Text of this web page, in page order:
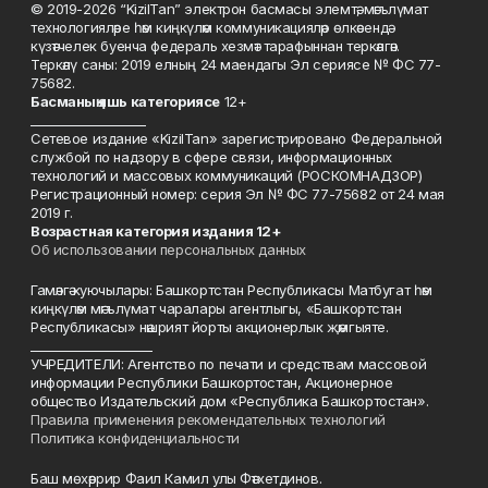
© 2019-2026 “KizilTan” электрон басмасы элемтә, мәгълүмат
технологияләре һәм киңкүләм коммуникацияләр өлкәсендә
күзәтчелек буенча федераль хезмәт тарафыннан теркәлгән.
Теркәлү саны: 2019 елның 24 маендагы Эл сериясе № ФС 77-
75682.
Басманың яшь категориясе12+
Сетевое издание «KizilTan» зарегистрировано Федеральной
службой по надзору в сфере связи, информационных
технологий и массовых коммуникаций (РОСКОМНАДЗОР)
Регистрационный номер: серия Эл № ФС 77-75682 от 24 мая
2019 г.
Возрастная категория издания 12+
Об использовании персональных данных
Гамәлгә куючылары: Башкортстан Республикасы Матбугат һәм
киңкүләм мәгълүмат чаралары агентлыгы, «Башкортстан
Республикасы» нәшрият йорты акционерлык җәмгыяте.
УЧРЕДИТЕЛИ: Агентство по печати и средствам массовой
информации Республики Башкортостан, Акционерное
общество Издательский дом «Республика Башкортостан».
Правила применения рекомендательных технологий
Политика конфиденциальности
Баш мөхәррир Фаил Камил улы Фәтхетдинов.